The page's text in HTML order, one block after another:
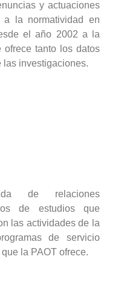
y actuaciones
a la normatividad en
el año 2002 a la
tanto los datos
las investigaciones.
de relaciones
de estudios que
las actividades de la
de servicio
la PAOT ofrece.